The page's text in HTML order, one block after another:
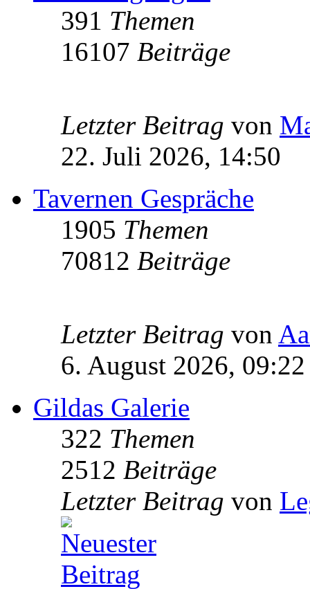
391 Themen
16107 Beiträge
Letzter Beitrag von
22. Juli 2026, 14:50
Tavernen Gespräche
1905 Themen
70812 Beiträge
Letzter Beitrag von
6. August 2026, 09:22
Gildas Galerie
322 Themen
2512 Beiträge
Letzter Beitrag von